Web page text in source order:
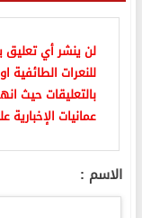
لن ينشر أي تعليق
للنعرات الطائفية
بالتعليقات حيث
عمانيات
الاسم :